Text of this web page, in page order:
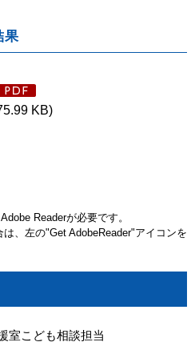
果
KB)
Readerが必要です。
、左の"Get AdobeReader"アイコンを
室こども相談担当